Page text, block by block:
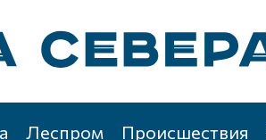
Леспром Происшествия